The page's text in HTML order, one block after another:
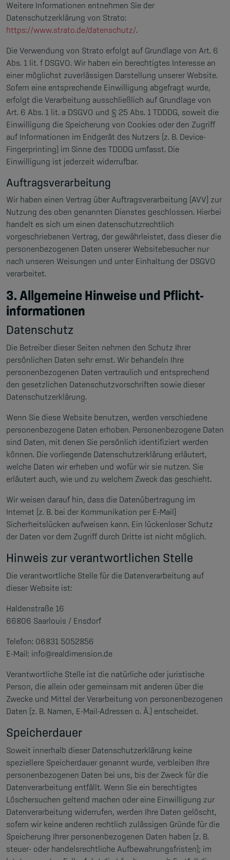
Weitere Informationen entnehmen Sie der
Datenschutzerklärung von Strato:
https://www.strato.de/datenschutz/.
Die Verwendung von Strato erfolgt auf Grundlage von Art. 6
Abs. 1 lit. f DSGVO. Wir haben ein berechtigtes Interesse an
einer möglichst zuverlässigen Darstellung unserer Website.
Sofern eine entsprechende Einwilligung abgefragt wurde,
erfolgt die Verarbeitung ausschließlich auf Grundlage von
Art. 6 Abs. 1 lit. a DSGVO und § 25 Abs. 1 TDDDG, soweit die
Einwilligung die Speicherung von Cookies oder den Zugriff
auf Informationen im Endgerät des Nutzers (z. B. Device-
Fingerprinting) im Sinne des TDDDG umfasst. Die
Einwilligung ist jederzeit widerrufbar.
Auftragsverarbeitung
Wir haben einen Vertrag über Auftragsverarbeitung (AVV) zur
Nutzung des oben genannten Dienstes geschlossen. Hierbei
handelt es sich um einen datenschutzrechtlich
vorgeschriebenen Vertrag, der gewährleistet, dass dieser die
personenbezogenen Daten unserer Websitebesucher nur
nach unseren Weisungen und unter Einhaltung der DSGVO
verarbeitet.
3. Allgemeine Hinweise und Pflicht­
informationen
Datenschutz
Die Betreiber dieser Seiten nehmen den Schutz Ihrer
persönlichen Daten sehr ernst. Wir behandeln Ihre
personenbezogenen Daten vertraulich und entsprechend
den gesetzlichen Datenschutzvorschriften sowie dieser
Datenschutzerklärung.
Wenn Sie diese Website benutzen, werden verschiedene
personenbezogene Daten erhoben. Personenbezogene Daten
sind Daten, mit denen Sie persönlich identifiziert werden
können. Die vorliegende Datenschutzerklärung erläutert,
welche Daten wir erheben und wofür wir sie nutzen. Sie
erläutert auch, wie und zu welchem Zweck das geschieht.
Wir weisen darauf hin, dass die Datenübertragung im
Internet (z. B. bei der Kommunikation per E-Mail)
Sicherheitslücken aufweisen kann. Ein lückenloser Schutz
der Daten vor dem Zugriff durch Dritte ist nicht möglich.
Hinweis zur verantwortlichen Stelle
Die verantwortliche Stelle für die Datenverarbeitung auf
dieser Website ist:
Haldenstraße 16
66806 Saarlouis / Ensdorf
Telefon: 06831 5052856
E-Mail: info@realdimension.de
Verantwortliche Stelle ist die natürliche oder juristische
Person, die allein oder gemeinsam mit anderen über die
Zwecke und Mittel der Verarbeitung von personenbezogenen
Daten (z. B. Namen, E-Mail-Adressen o. Ä.) entscheidet.
Speicherdauer
Soweit innerhalb dieser Datenschutzerklärung keine
speziellere Speicherdauer genannt wurde, verbleiben Ihre
personenbezogenen Daten bei uns, bis der Zweck für die
Datenverarbeitung entfällt. Wenn Sie ein berechtigtes
Löschersuchen geltend machen oder eine Einwilligung zur
Datenverarbeitung widerrufen, werden Ihre Daten gelöscht,
sofern wir keine anderen rechtlich zulässigen Gründe für die
Speicherung Ihrer personenbezogenen Daten haben (z. B.
steuer- oder handelsrechtliche Aufbewahrungsfristen); im